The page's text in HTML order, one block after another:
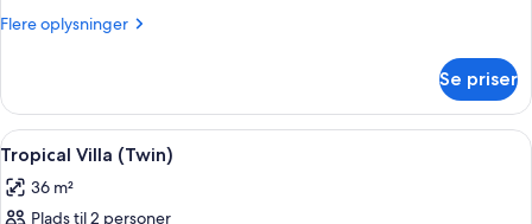
Flere oplysninger
Flere
Beach
Villa
(Double)
Se priser
Indlæs
alle
billeder
Et værelse indrettet med bambus,
17
Tropical Villa (Twin)
36 m²
Plads til 2 personer